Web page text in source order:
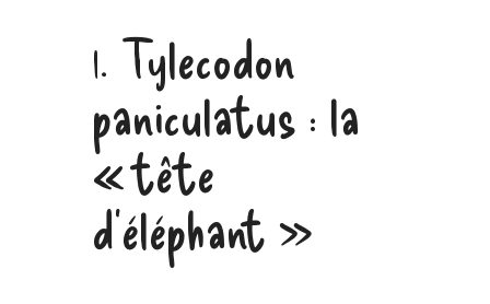
1. Tylecodon
paniculatus : la
« tête
d’éléphant »